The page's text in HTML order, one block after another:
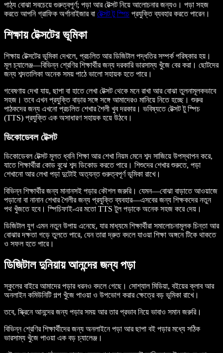
পাঠ্য বোঝা সবচেয়ে গুরুত্বপূর্ণ; পড়া আর টেক্সট নিয়ে আলোচনার জন্যও। পড়া সহজ
করতে আপনি গ্রাফিক অর্গানাইজার বা টেক্সট টু স্পিচ প্রযুক্তি ব্যবহার করতে পারেন।
শিক্ষায় টেক্সটের ভূমিকা
শিক্ষায় টেক্সটের ভূমিকা দেখলে, প্রচলিত আর ডিজিটাল পদ্ধতির সম্পর্ক পরিষ্কার হয়।
মূল চ্যালেঞ্জ—বিভিন্ন শ্রেণির শিক্ষার্থীর জন্য দরকারি ভারসাম্য খুঁজে বের করা। ছোটদের
জন্য শব্দতালিকা অনেক সময় পাঠে ভালো সহায়ক হতে পারে।
গবেষণায় দেখা যায়, ছাপা বা হাতে লেখা টেক্সট থেকে মনে রাখা আর বোঝা তুলনামূলকভাবে
সহজ। তবে এখন প্রযুক্তি বাড়ার সঙ্গে সঙ্গে আমাদেরও মানিয়ে নিতে হচ্ছে। শুরুর
পাঠকদের জন্য এখনো প্রচলিত শেখার শৈলী খুব দরকার। ভবিষ্যতে টেক্সট টু স্পিচ
(TTS) প্রযুক্তি এক অসাধারণ সহায়ক হয়ে উঠবে।
ডিকোডেবল টেক্সট
ডিকোডেবল টেক্সট মূলত ধ্বনি শিক্ষা আর শেখা নিয়ম মেনে শব্দ সাজিয়ে উপস্থাপন করে,
যাতে শিক্ষার্থীরা কোড বুঝে শব্দ ডিকোড করতে পারে। শিশুদের শেখার শুরুতে, পড়া
শেখানো আর লেখা পড়া দুটোই অত্যন্ত গুরুত্বপূর্ণ ভূমিকা রাখে।
বিভিন্ন শিক্ষার্থীর জন্য মানানসই পড়ার কৌশল জরুরি। যেমন—বোঝা বাড়াতে আওয়াজে
পড়ানো বা নানান শেখার শৈলীর জন্য প্রযুক্তি ব্যবহার—এসবের জন্য শিক্ষকদের নতুন
পথ খুঁজতে হবে। স্পিচিফাই-এর মতো TTS টুল পড়াকে অনেক সহজ করে দেয়।
ডিজিটাল যুগ এমন নতুন উপায় এনেছে, যার মাধ্যমে শিক্ষার্থীরা সমালোচনামূলক চিন্তা আর
বোঝার দক্ষতা গড়ে তুলতে পারে, যেন তারা দ্রুত বদলে যাওয়া শিক্ষা অঙ্গনে টিকে থাকতে
ও সফল হতে পারে।
ডিজিটাল দুনিয়ায় আনন্দের জন্য পড়া
স্কুলের বাইরে আমাদের পড়ার ধরনও বদলে গেছে। সোশ্যাল মিডিয়া, বইয়ের ক্লাব আর
অনলাইন কমিউনিটি গল্প খুঁজে পাওয়া ও উপভোগ করার ক্ষেত্রে বড় ভূমিকা রাখে।
তবে, স্ক্রিনে আনন্দের জন্য পড়ার সময় আর তার প্রভাব নিয়ে ভাবাও সমান জরুরি।
বিভিন্ন শ্রেণির শিক্ষার্থীদের জন্য অনলাইনে পড়া আর ছাপা বই পড়ার মধ্যে সঠিক
ভারসাম্য খুঁজে পাওয়া এক বড় চ্যালেঞ্জ।